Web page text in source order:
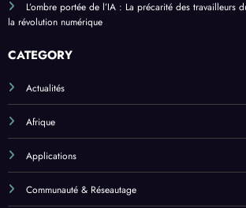
L’ombre portée de l’IA : La précarité des travailleurs
la révolution numérique
CATEGORY
Actualités
Afrique
Applications
Communauté & Réseautage